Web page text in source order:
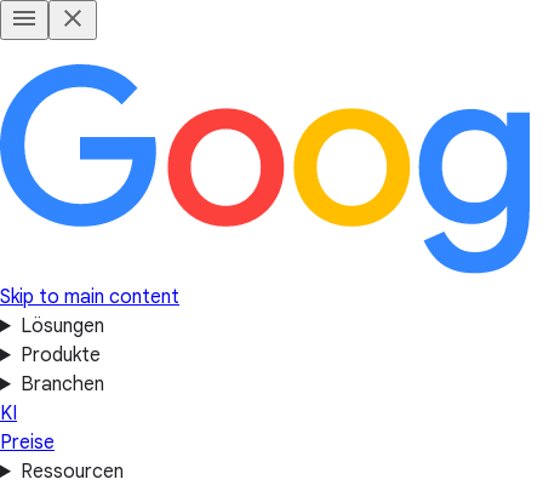
Skip to main content
Lösungen
Produkte
Branchen
KI
Preise
Ressourcen